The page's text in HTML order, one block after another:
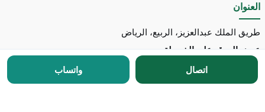
العنوان
طريق الملك عبدالعزيز، الربيع، الرياض
عرض الموقع على الخريطة
مكتب توسط للاستقدام
اتصال واتساب